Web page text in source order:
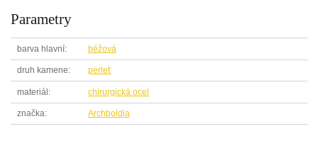
Parametry
barva hlavní béžová
druh kamene perleť
materiál chirurgická ocel
značka Archboldia